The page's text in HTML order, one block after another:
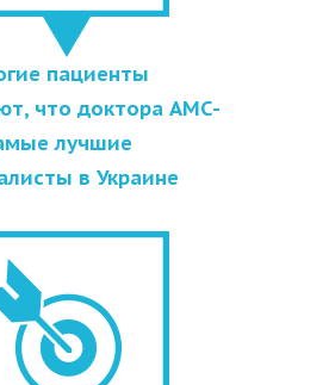
пациенты
что доктора АМС-
лучшие
в Украине